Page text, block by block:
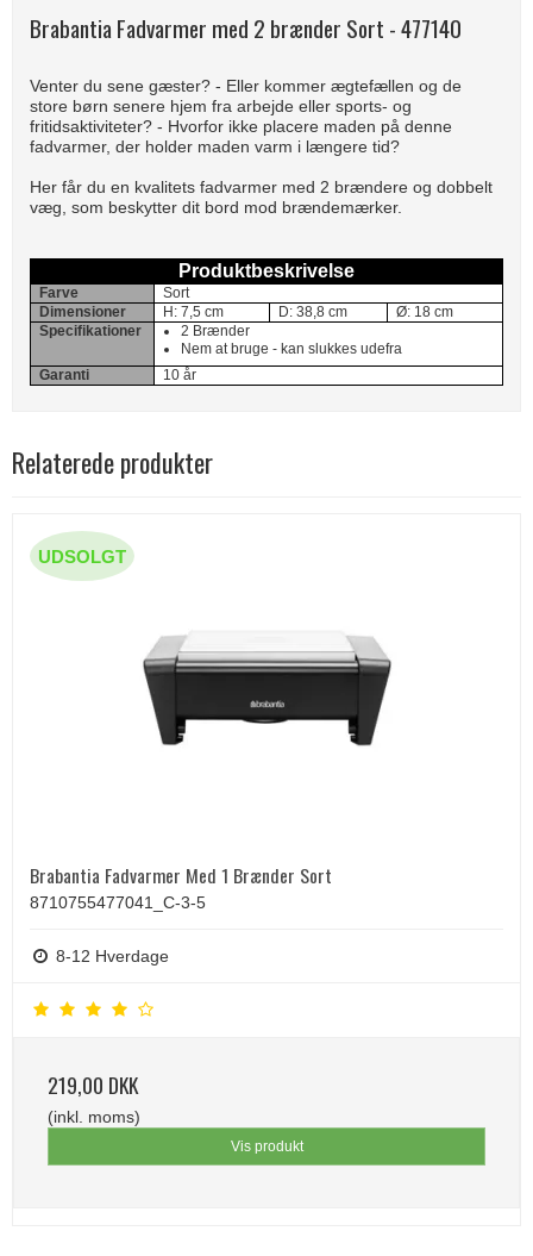
Brabantia Fadvarmer med 2 brænder Sort - 477140
Venter du sene gæster? - Eller kommer ægtefællen og de
store børn senere hjem fra arbejde eller sports- og
fritidsaktiviteter? - Hvorfor ikke placere maden på denne
fadvarmer, der holder maden varm i længere tid?
Her får du en kvalitets fadvarmer med 2 brændere og dobbelt
væg, som beskytter dit bord mod brændemærker.
Produktbeskrivelse
Farve
Sort
Dimensioner
H: 7,5 cm D: 38,8 cm
Ø: 18 cm
Specifikationer
2 Brænder
Nem at bruge - kan slukkes udefra
Garanti
10 år
Relaterede produkter
UDSOLGT
Brabantia Fadvarmer Med 1 Brænder Sort
8710755477041_C-3-5
8-12 Hverdage
219,00 DKK
(inkl. moms)
Vis produkt